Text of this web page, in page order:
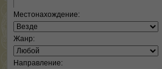
Местонахождение:
Жанр:
Направление: